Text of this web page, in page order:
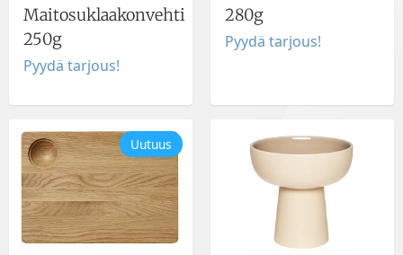
Maitosuklaakonvehti
250g
Pyydä tarjous!
280g
Pyydä tarjous!
Uutuus